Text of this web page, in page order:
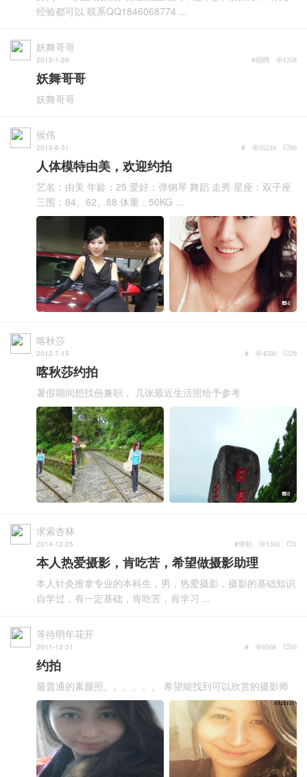
经验都可以 联系QQ1846068774 ...
妖舞哥哥
2015-1-26 1258
#招聘
妖舞哥哥
妖舞哥哥
侯伟
2010-8-31 90
35216
#
人体模特由美，欢迎约拍
艺名：由美 年龄：25 爱好：弹钢琴 舞蹈 走秀 星座：双子座
三围：84、62、88 体重：50KG ...
4
喀秋莎
2012-7-15 29
4500
#
喀秋莎约拍
暑假期间想找份兼职， 几张最近生活照给予参考
8
求索杏林
2014-12-25 1
1303
#求职
本人热爱摄影，肯吃苦，希望做摄影助理
本人针灸推拿专业的本科生，男，热爱摄影，摄影的基础知识
自学过，有一定基础，肯吃苦，肯学习 ...
等待明年花开
2011-12-31 50
8508
#
约拍
最普通的素颜照。。。。。。 希望能找到可以欣赏的摄影师